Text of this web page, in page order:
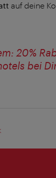
auf deine
20%
bei